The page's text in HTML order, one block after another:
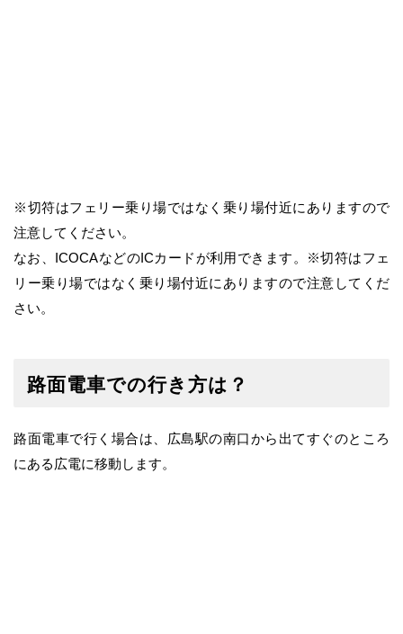
※切符はフェリー乗り場ではなく乗り場付近にありますので
注意してください。
なお、ICOCAなどのICカードが利用できます。※切符はフェ
リー乗り場ではなく乗り場付近にありますので注意してくだ
さい。
路面電車での行き方は？
路面電車で行く場合は、広島駅の南口から出てすぐのところ
にある広電に移動します。